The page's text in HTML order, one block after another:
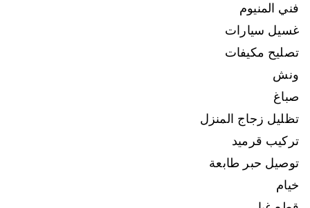
فني المنيوم
غسيل سيارات
تصليح مكيفات
ونش
صباغ
تظليل زجاج المنزل
تركيب قرميد
توصيل حبر طابعة
خيام